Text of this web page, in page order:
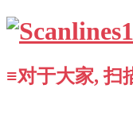
≡对于大家, 扫